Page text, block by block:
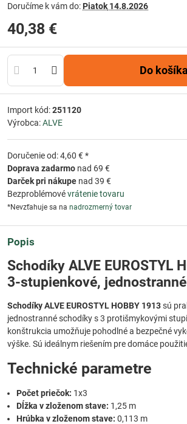
Doručíme k vám do: Piatok 14.8.2026
40,38 €
Do košíka
Import kód:251120
Výrobca:ALVE
Doručenie od: 4,60 € *
Doprava zadarmo nad 69 €
Darček pri nákupe nad 39 €
Bezproblémovévrátenie tovaru
*Nevzťahuje sa na nadrozmerný tovar
Popis
Schodíky ALVE EUROSTYL
3-stupienkové, jednostranné
Schodíky ALVE EUROSTYL HOBBY 1913sú
jednostranné schodíky s 3 protišmykovými
konštrukcia umožňuje pohodlné a bezpečné
výške. Sú ideálnym riešením pre domáce
Technické parametre
Počet priečok: 1x3
Dĺžka v zloženom stave: 1,25 m
Hrúbka v zloženom stave: 0,113 m